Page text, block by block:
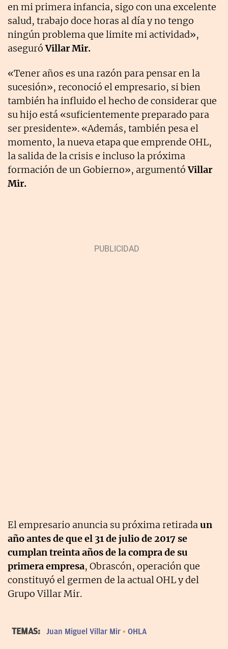
en mi primera infancia, sigo con una excelente
salud, trabajo doce horas al día y no tengo
ningún problema que limite mi actividad»,
aseguróVillar Mir.
«Tener años es una razón para pensar en la
sucesión», reconoció el empresario, si bien
también ha influido el hecho de considerar que
su hijo está «suficientemente preparado para
ser presidente». «Además, también pesa el
momento, la nueva etapa que emprende OHL,
la salida de la crisis e incluso la próxima
formación de un Gobierno», argumentóVillar
Mir.
El empresario anuncia su próxima retiradaun
año antes de que el 31 de julio de 2017 se
cumplan treinta años de la compra de su
primera empresa, Obrascón, operación que
constituyó el germen de la actual OHL y del
Grupo Villar Mir.
TEMAS: Juan Miguel Villar Mir OHLA